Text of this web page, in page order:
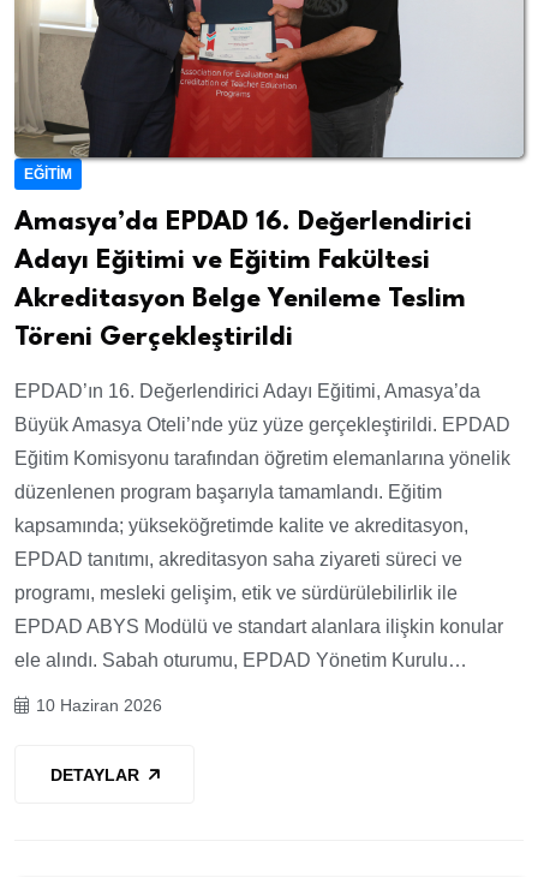
EĞITIM
Amasya’da EPDAD 16. Değerlendirici
Adayı Eğitimi ve Eğitim Fakültesi
Akreditasyon Belge Yenileme Teslim
Töreni Gerçekleştirildi
EPDAD’ın 16. Değerlendirici Adayı Eğitimi, Amasya’da
Büyük Amasya Oteli’nde yüz yüze gerçekleştirildi. EPDAD
Eğitim Komisyonu tarafından öğretim elemanlarına yönelik
düzenlenen program başarıyla tamamlandı. Eğitim
kapsamında; yükseköğretimde kalite ve akreditasyon,
EPDAD tanıtımı, akreditasyon saha ziyareti süreci ve
programı, mesleki gelişim, etik ve sürdürülebilirlik ile
EPDAD ABYS Modülü ve standart alanlara ilişkin konular
ele alındı. Sabah oturumu, EPDAD Yönetim Kurulu…
10 Haziran 2026
DETAYLAR